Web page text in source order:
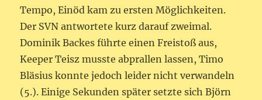
Tempo, Einöd kam zu ersten Möglichkeiten.
Der SVN antwortete kurz darauf zweimal.
Dominik Backes führte einen Freistoß aus,
Keeper Teisz musste abprallen lassen, Timo
Bläsius konnte jedoch leider nicht verwandeln
(5.). Einige Sekunden später setzte sich Björn